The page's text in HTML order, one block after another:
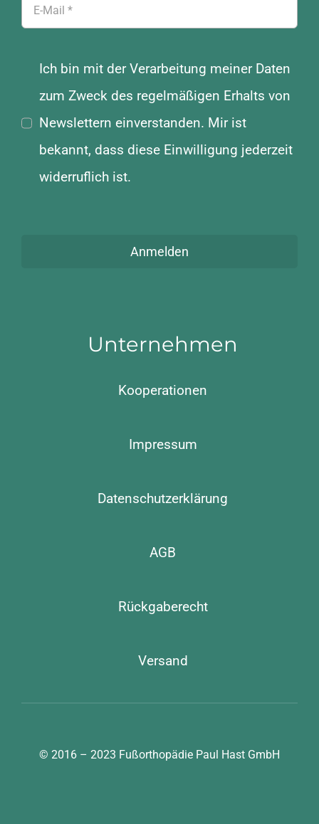
Ich bin mit der Verarbeitung meiner Daten
zum Zweck des regelmäßigen Erhalts von
Newslettern einverstanden. Mir ist
bekannt, dass diese Einwilligung jederzeit
widerruflich ist.
Anmelden
Unternehmen
Kooperationen
Impressum
Datenschutzerklärung
AGB
Rückgaberecht
Versand
© 2016 – 2023 Fußorthopädie Paul Hast GmbH